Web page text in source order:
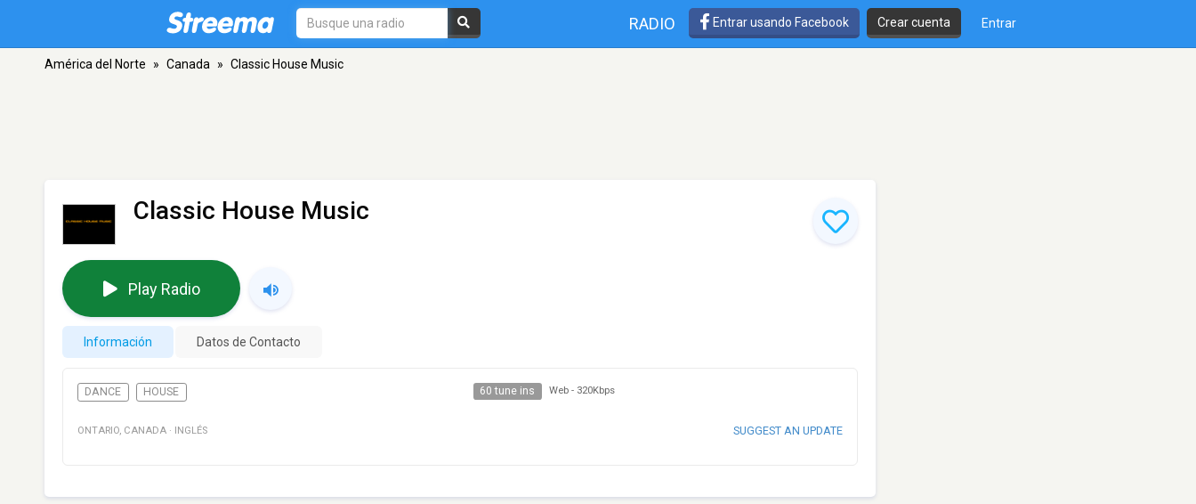
RADIO Entrar usando Facebook Crear cuenta Entrar
América del Norte » Canada » Classic House Music
Classic House Music
Play Radio
Información Datos de Contacto
DANCE HOUSE 60 tune ins Web - 320Kbps
ONTARIO CANADA · INGLÉS SUGGEST AN UPDATE